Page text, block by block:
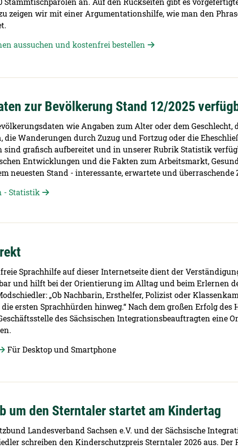
zeigen wir mit einer Argumentationshilfe, wie man den
aussuchen und kostenfrei bestellen
zur Bevölkerung Stand 12/2025
wie Angaben zum Alter oder dem Geschlecht,
die Wanderungen durch Zuzug und Fortzug oder die
sind grafisch aufbereitet und in unserer Rubrik Statistik
Entwicklungen und die Fakten zum Arbeitsmarkt,
neuesten Stand - interessante, erwartete und überraschende
- Statistik
Sprachhilfe auf dieser Internetseite dient der
und hilft bei der Orientierung im Alltag und beim Erlernen
„Ob Nachbarin, Ersthelfer, Polizist oder
ersten Sprachhürden hinweg.“ Nach dem großen Erfolg des
des Sächsischen Integrationsbeauftragten eine
Für Desktop und Smartphone
um den Sterntaler startet am Kindertag
Landesverband Sachsen e.V. und der Sächsische
schreiben den Kinderschutzpreis Sterntaler 2026 aus. Der